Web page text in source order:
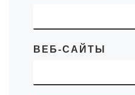
ВЕБ-САЙТЫ